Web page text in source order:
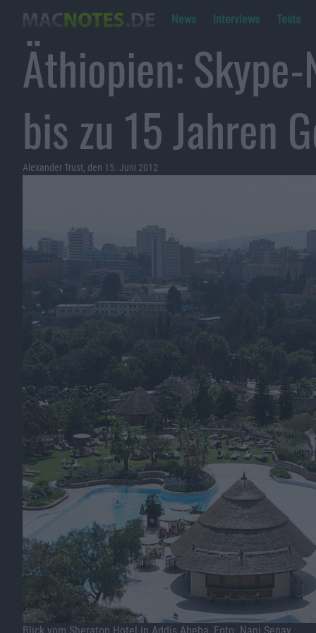
News Interviews Tests
Äthiopien:
bis zu 15 Jahren
Alexander Trust, den 15. Juni 2012